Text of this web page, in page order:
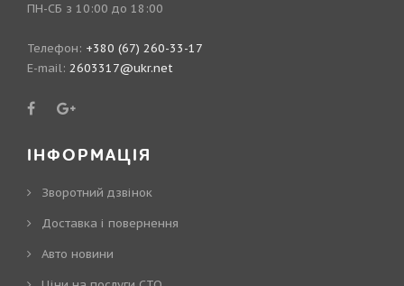
ПН-СБ з 10:00 до 18:00
Телефон: +380 (67) 260-33-17
E-mail: 2603317@ukr.net
ІНФОРМАЦІЯ
Зворотний дзвінок
Доставка і повернення
Авто новини